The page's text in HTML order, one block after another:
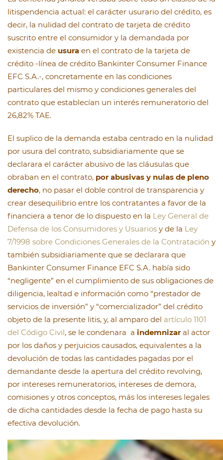
litispendencia actual: el carácter usurario del crédito, es
decir, la nulidad del contrato de tarjeta de crédito
suscrito entre el consumidor y la demandada por
existencia de usura en el contrato de la tarjeta de
crédito -línea de crédito Bankinter Consumer Finance
EFC S.A.-, concretamente en las condiciones
particulares del mismo y condiciones generales del
contrato que establecían un interés remuneratorio del
26,82% TAE.
El suplico de la demanda estaba centrado en la nulidad
por usura del contrato, subsidiariamente que se
declarara el carácter abusivo de las cláusulas que
obraban en el contrato, por abusivas y nulas de pleno
derecho, no pasar el doble control de transparencia y
crear desequilibrio entre los contratantes a favor de la
financiera a tenor de lo dispuesto en la Ley General de
Defensa de los Consumidores y Usuarios y de la Ley
7/1998 sobre Condiciones Generales de la Contratación y
también subsidiariamente que se declarara que
Bankinter Consumer Finance EFC S.A. había sido
“negligente” en el cumplimiento de sus obligaciones de
diligencia, lealtad e información como “prestador de
servicios de inversión” y “comercializador” del crédito
objeto de la presente litis, y, al amparo del artículo 1101
del Código Civil, se le condenara a indemnizar al actor
por los daños y perjuicios causados, equivalentes a la
devolución de todas las cantidades pagadas por el
demandante desde la apertura del crédito revolving,
por intereses remuneratorios, intereses de demora,
comisiones y otros conceptos, más los intereses legales
de dicha cantidades desde la fecha de pago hasta su
efectiva devolución.